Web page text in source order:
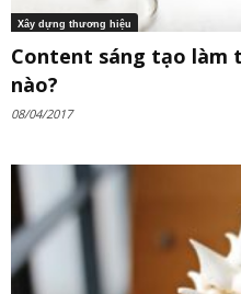
Xây dựng thương hiệu
Content sáng tạo làm
nào?
08/04/2017